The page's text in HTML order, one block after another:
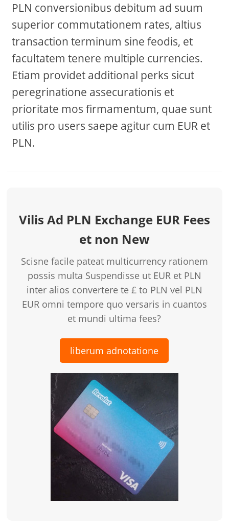
PLN conversionibus debitum ad suum
superior commutationem rates, altius
transaction terminum sine feodis, et
facultatem tenere multiple currencies.
Etiam providet additional perks sicut
peregrinatione assecurationis et
prioritate mos firmamentum, quae sunt
utilis pro users saepe agitur cum EUR et
PLN.
Vilis Ad PLN Exchange EUR Fees
et non New
Scisne facile pateat multicurrency rationem
possis multa Suspendisse ut EUR et PLN
inter alios convertere te £ to PLN vel PLN
EUR omni tempore quo versaris in cuantos
et mundi ultima fees?
liberum adnotatione